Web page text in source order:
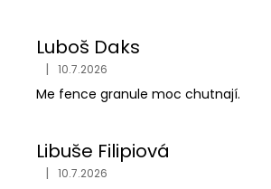
Luboš Daks
Hodnocení obchodu je 5 z 5 hvězdiček.
| 10.7.2026
Me fence granule moc chutnají.
Libuše Filipiová
Hodnocení obchodu je 5 z 5 hvězdiček.
| 10.7.2026